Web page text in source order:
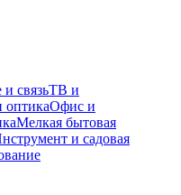
связьТВ и
оптикаОфис и
Мелкая бытовая
и садовая